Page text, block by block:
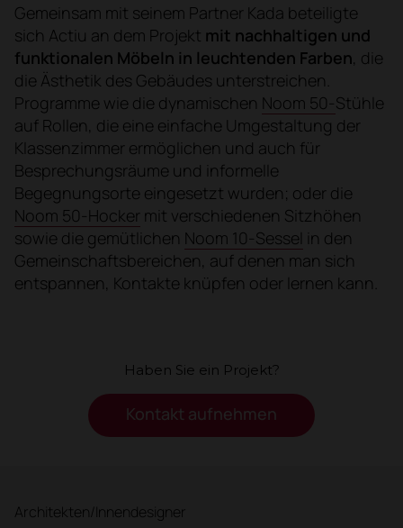
Gemeinsam mit seinem Partner Kada beteiligte
sich Actiu an dem Projekt mit nachhaltigen und
funktionalen Möbeln in leuchtenden Farben, die
die Ästhetik des Gebäudes unterstreichen.
Programme wie die dynamischen Noom 50-Stühle
auf Rollen, die eine einfache Umgestaltung der
Klassenzimmer ermöglichen und auch für
Besprechungsräume und informelle
Begegnungsorte eingesetzt wurden; oder die
Noom 50-Hocker mit verschiedenen Sitzhöhen
sowie die gemütlichen Noom 10-Sessel in den
Gemeinschaftsbereichen, auf denen man sich
entspannen, Kontakte knüpfen oder lernen kann.
Haben Sie ein Projekt?
Kontakt aufnehmen
Architekten/Innendesigner